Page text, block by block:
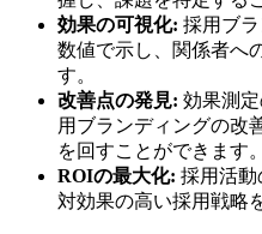
効果の可視化: 採用ブ
数値で示し、関係者へ
す。
改善点の発見: 効果測
用ブランディングの改
を回すことができます。
ROIの最大化: 採用活動
対効果の高い採用戦略